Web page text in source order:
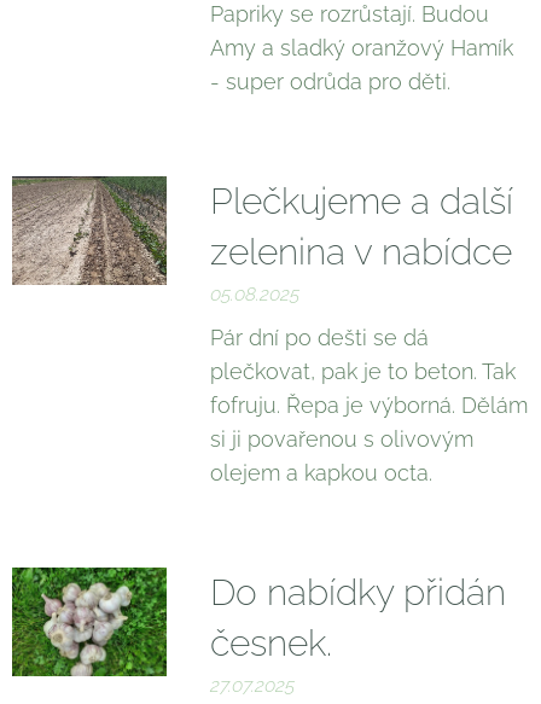
Papriky se rozrůstají. Budou
Amy a sladký oranžový Hamík
- super odrůda pro děti.
Plečkujeme a další
zelenina v nabídce
05.08.2025
Pár dní po dešti se dá
plečkovat, pak je to beton. Tak
fofruju. Řepa je výborná. Dělám
si ji povařenou s olivovým
olejem a kapkou octa. 🙂
Do nabídky přidán
česnek.
27.07.2025